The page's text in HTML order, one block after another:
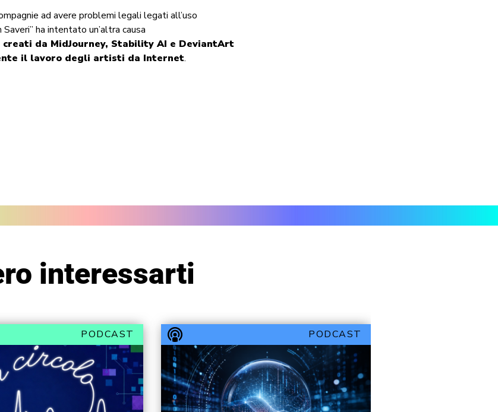
ad avere problemi legali legati all’uso
ha intentato un’altra causa
da MidJourney, Stability AI e DeviantArt
il lavoro degli artisti da Internet.
interessarti
PODCAST PODCAST